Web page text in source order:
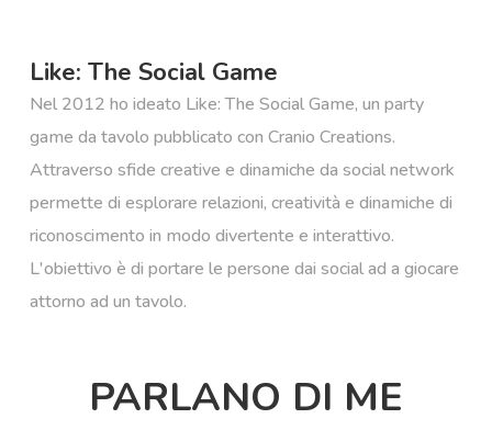
Like: The Social Game
Nel 2012 ho ideato Like: The Social Game, un party
game da tavolo pubblicato con Cranio Creations.
Attraverso sfide creative e dinamiche da social network
permette di esplorare relazioni, creatività e dinamiche di
riconoscimento in modo divertente e interattivo.
L'obiettivo è di portare le persone dai social ad a giocare
attorno ad un tavolo.
PARLANO DI ME